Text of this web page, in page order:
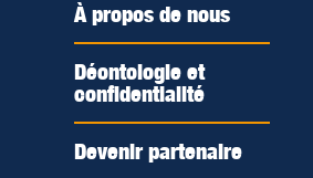
À propos de nous
Déontologie et
confidentialité
Devenir partenaire